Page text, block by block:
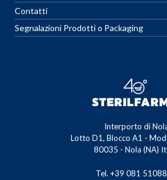
Contatti
Segnalazioni Prodotti o Packaging
Interporto di
Lotto D1, Blocco A1 -
80035 - Nola (NA)
Tel. +39 081